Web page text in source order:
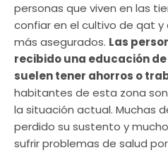
personas que viven en las
confiar en el cultivo de qat y
más asegurados. Las
recibido una educación
suelen tener ahorros o
habitantes de esta zona
la situación actual. Muchas
perdido su sustento y
sufrir problemas de salud